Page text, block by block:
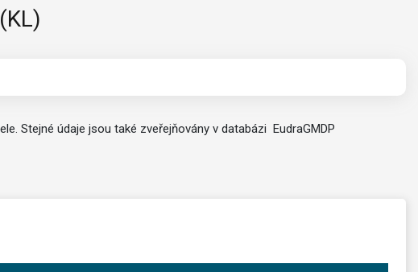
Stejné údaje jsou také zveřejňovány v databázi EudraGMDP